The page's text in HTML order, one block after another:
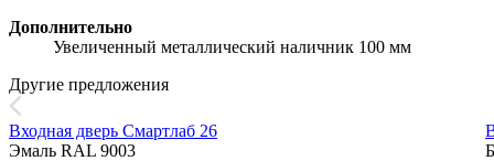
Дополнительно
Увеличенный металлический наличник 100 мм
Другие предложения
Входная дверь Смартлаб 26
Эмаль RAL 9003